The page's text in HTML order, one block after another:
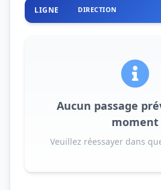
LIGNE DIRECTION
Aucun passage
moment
Veuillez réessayer dans